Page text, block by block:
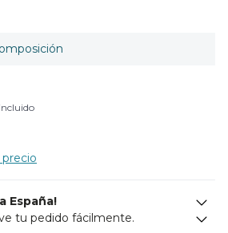
España!
tu pedido fácilmente.